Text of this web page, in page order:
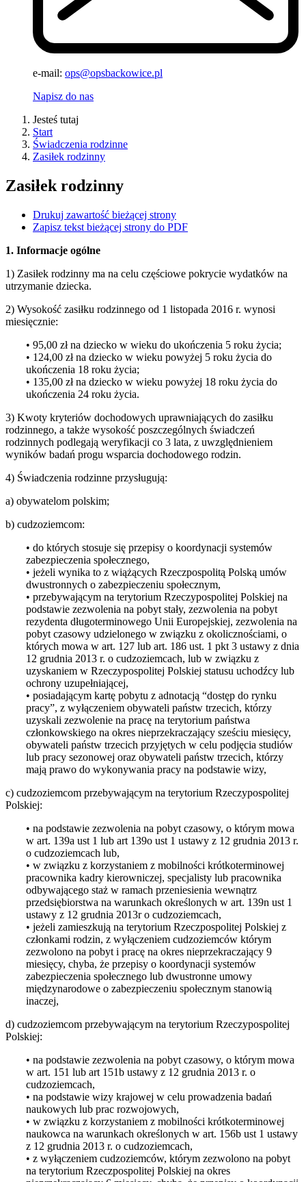
e-mail: ops@opsbackowice.pl
Napisz do nas
Jesteś tutaj
Start
Świadczenia rodzinne
Zasiłek rodzinny
Zasiłek rodzinny
Drukuj zawartość bieżącej strony
Zapisz tekst bieżącej strony do PDF
1. Informacje ogólne
1) Zasiłek rodzinny ma na celu częściowe pokrycie wydatków na
utrzymanie dziecka.
2) Wysokość zasiłku rodzinnego od 1 listopada 2016 r. wynosi
miesięcznie:
• 95,00 zł na dziecko w wieku do ukończenia 5 roku życia;
• 124,00 zł na dziecko w wieku powyżej 5 roku życia do
ukończenia 18 roku życia;
• 135,00 zł na dziecko w wieku powyżej 18 roku życia do
ukończenia 24 roku życia.
3) Kwoty kryteriów dochodowych uprawniających do zasiłku
rodzinnego, a także wysokość poszczególnych świadczeń
rodzinnych podlegają weryfikacji co 3 lata, z uwzględnieniem
wyników badań progu wsparcia dochodowego rodzin.
4) Świadczenia rodzinne przysługują:
a) obywatelom polskim;
b) cudzoziemcom:
• do których stosuje się przepisy o koordynacji systemów
zabezpieczenia społecznego,
• jeżeli wynika to z wiążących Rzeczpospolitą Polską umów
dwustronnych o zabezpieczeniu społecznym,
• przebywającym na terytorium Rzeczypospolitej Polskiej na
podstawie zezwolenia na pobyt stały, zezwolenia na pobyt
rezydenta długoterminowego Unii Europejskiej, zezwolenia na
pobyt czasowy udzielonego w związku z okolicznościami, o
których mowa w art. 127 lub art. 186 ust. 1 pkt 3 ustawy z dnia
12 grudnia 2013 r. o cudzoziemcach, lub w związku z
uzyskaniem w Rzeczypospolitej Polskiej statusu uchodźcy lub
ochrony uzupełniającej,
• posiadającym kartę pobytu z adnotacją “dostęp do rynku
pracy”, z wyłączeniem obywateli państw trzecich, którzy
uzyskali zezwolenie na pracę na terytorium państwa
członkowskiego na okres nieprzekraczający sześciu miesięcy,
obywateli państw trzecich przyjętych w celu podjęcia studiów
lub pracy sezonowej oraz obywateli państw trzecich, którzy
mają prawo do wykonywania pracy na podstawie wizy,
c) cudzoziemcom przebywającym na terytorium Rzeczypospolitej
Polskiej:
• na podstawie zezwolenia na pobyt czasowy, o którym mowa
w art. 139a ust 1 lub art 139o ust 1 ustawy z 12 grudnia 2013 r.
o cudzoziemcach lub,
• w związku z korzystaniem z mobilności krótkoterminowej
pracownika kadry kierowniczej, specjalisty lub pracownika
odbywającego staż w ramach przeniesienia wewnątrz
przedsiębiorstwa na warunkach określonych w art. 139n ust 1
ustawy z 12 grudnia 2013r o cudzoziemcach,
• jeżeli zamieszkują na terytorium Rzeczpospolitej Polskiej z
członkami rodzin, z wyłączeniem cudzoziemców którym
zezwolono na pobyt i pracę na okres nieprzekraczający 9
miesięcy, chyba, że przepisy o koordynacji systemów
zabezpieczenia społecznego lub dwustronne umowy
międzynarodowe o zabezpieczeniu społecznym stanowią
inaczej,
d) cudzoziemcom przebywającym na terytorium Rzeczypospolitej
Polskiej:
• na podstawie zezwolenia na pobyt czasowy, o którym mowa
w art. 151 lub art 151b ustawy z 12 grudnia 2013 r. o
cudzoziemcach,
• na podstawie wizy krajowej w celu prowadzenia badań
naukowych lub prac rozwojowych,
• w związku z korzystaniem z mobilności krótkoterminowej
naukowca na warunkach określonych w art. 156b ust 1 ustawy
z 12 grudnia 2013 r. o cudzoziemcach,
• z wyłączeniem cudzoziemców, którym zezwolono na pobyt
na terytorium Rzeczpospolitej Polskiej na okres